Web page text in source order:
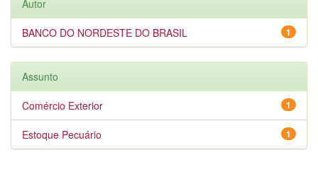
Autor
1
BANCO DO NORDESTE DO BRASIL
Assunto
1
Comércio Exterior
1
Estoque Pecuário